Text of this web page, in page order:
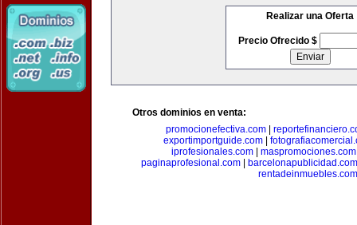
Realizar una Oferta
Precio Ofrecido $
Otros dominios en venta:
promocionefectiva.com
exportimportguide.com
iprofesionales.com
maspromociones.com
paginaprofesional.com|
barcelonapublicidad.com
rentadeinmuebles.com